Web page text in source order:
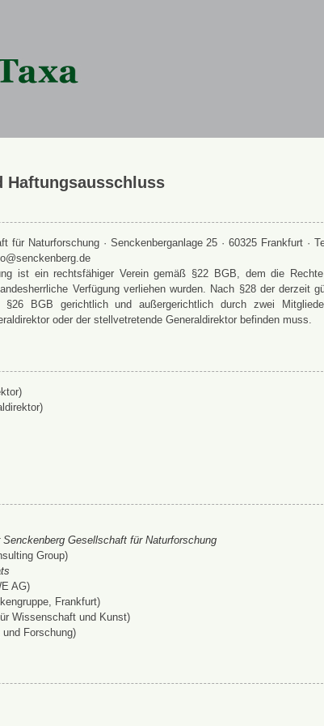
Haftungsausschluss
Naturforschung · Senckenberganlage 25 · 60325 Frankfurt ·
ist ein rechtsfähiger Verein gemäß §22 BGB, dem die
Verfügung verliehen wurden. Nach §28 der derzeit
BGB gerichtlich und außergerichtlich durch zwei
oder der stellvetretende Generaldirektor befinden muss.
Gesellschaft für Naturforschung
Group)
AG)
Frankfurt)
Wissenschaft und Kunst)
Forschung)